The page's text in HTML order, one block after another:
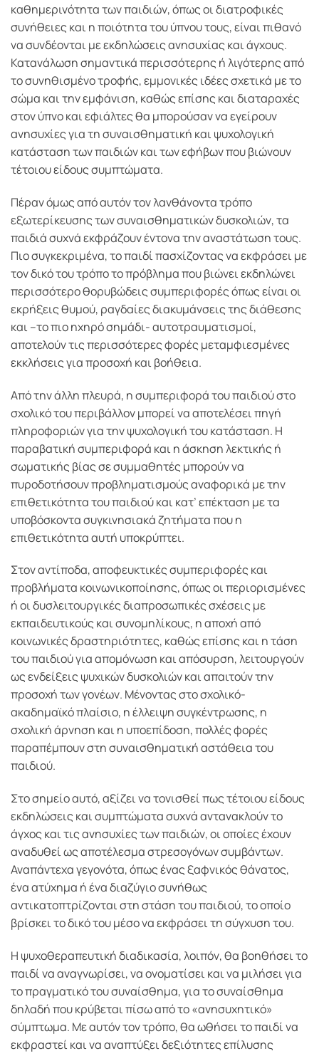
καθημερινότητα των παιδιών, όπως οι διατροφικές
συνήθειες και η ποιότητα του ύπνου τους, είναι πιθανό
να συνδέονται με εκδηλώσεις ανησυχίας και άγχους.
Κατανάλωση σημαντικά περισσότερης ή λιγότερης από
το συνηθισμένο τροφής, εμμονικές ιδέες σχετικά με το
σώμα και την εμφάνιση, καθώς επίσης και διαταραχές
στον ύπνο και εφιάλτες θα μπορούσαν να εγείρουν
ανησυχίες για τη συναισθηματική και ψυχολογική
κατάσταση των παιδιών και των εφήβων που βιώνουν
τέτοιου είδους συμπτώματα.
Πέραν όμως από αυτόν τον λανθάνοντα τρόπο
εξωτερίκευσης των συναισθηματικών δυσκολιών, τα
παιδιά συχνά εκφράζουν έντονα την αναστάτωση τους.
Πιο συγκεκριμένα, το παιδί πασχίζοντας να εκφράσει με
τον δικό του τρόπο το πρόβλημα που βιώνει εκδηλώνει
περισσότερο θορυβώδεις συμπεριφορές όπως είναι οι
εκρήξεις θυμού, ραγδαίες διακυμάνσεις της διάθεσης
και –το πιο ηχηρό σημάδι- αυτοτραυματισμοί,
αποτελούν τις περισσότερες φορές μεταμφιεσμένες
εκκλήσεις για προσοχή και βοήθεια.
Από την άλλη πλευρά, η συμπεριφορά του παιδιού στο
σχολικό του περιβάλλον μπορεί να αποτελέσει πηγή
πληροφοριών για την ψυχολογική του κατάσταση. Η
παραβατική συμπεριφορά και η άσκηση λεκτικής ή
σωματικής βίας σε συμμαθητές μπορούν να
πυροδοτήσουν προβληματισμούς αναφορικά με την
επιθετικότητα του παιδιού και κατ’ επέκταση με τα
υποβόσκοντα συγκινησιακά ζητήματα που η
επιθετικότητα αυτή υποκρύπτει.
Στον αντίποδα, αποφευκτικές συμπεριφορές και
προβλήματα κοινωνικοποίησης, όπως οι περιορισμένες
ή οι δυσλειτουργικές διαπροσωπικές σχέσεις με
εκπαιδευτικούς και συνομηλίκους, η αποχή από
κοινωνικές δραστηριότητες, καθώς επίσης και η τάση
του παιδιού για απομόνωση και απόσυρση, λειτουργούν
ως ενδείξεις ψυχικών δυσκολιών και απαιτούν την
προσοχή των γονέων. Μένοντας στο σχολικό-
ακαδημαϊκό πλαίσιο, η έλλειψη συγκέντρωσης, η
σχολική άρνηση και η υποεπίδοση, πολλές φορές
παραπέμπουν στη συναισθηματική αστάθεια του
παιδιού.
Στο σημείο αυτό, αξίζει να τονισθεί πως τέτοιου είδους
εκδηλώσεις και συμπτώματα συχνά αντανακλούν το
άγχος και τις ανησυχίες των παιδιών, οι οποίες έχουν
αναδυθεί ως αποτέλεσμα στρεσογόνων συμβάντων.
Αναπάντεχα γεγονότα, όπως ένας ξαφνικός θάνατος,
ένα ατύχημα ή ένα διαζύγιο συνήθως
αντικατοπτρίζονται στη στάση του παιδιού, το οποίο
βρίσκει το δικό του μέσο να εκφράσει τη σύγχυση του.
Η ψυχοθεραπευτική διαδικασία, λοιπόν, θα βοηθήσει το
παιδί να αναγνωρίσει, να ονοματίσει και να μιλήσει για
το πραγματικό του συναίσθημα, για το συναίσθημα
δηλαδή που κρύβεται πίσω από το «ανησυχητικό»
σύμπτωμα. Με αυτόν τον τρόπο, θα ωθήσει το παιδί να
εκφραστεί και να αναπτύξει δεξιότητες επίλυσης